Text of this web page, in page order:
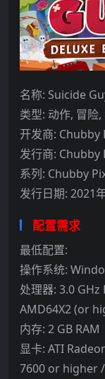
名称: Suicide
类型: 动作, 冒险,
开发商: Chubby
发行商:
系列: Chubby
发行日期: 2021
配置需求
最低配置:
操作系统:
处理器: 3.0
AMD64X2 (or
内存: 2 GB RAM
显卡: ATI
7600 or higher